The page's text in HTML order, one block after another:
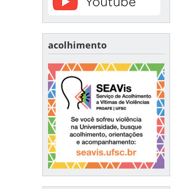
acolhimento